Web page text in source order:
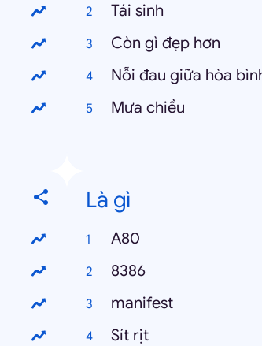
Tái sinh
Còn gì đẹp hơn
Nỗi đau giữa hòa
Mưa chiều
Là gì
A80
8386
manifest
Sít rịt